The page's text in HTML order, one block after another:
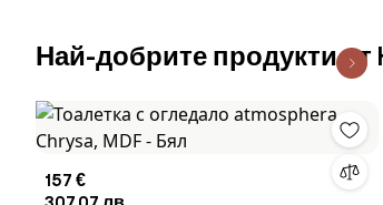
Най-добрите продукти от
157 €